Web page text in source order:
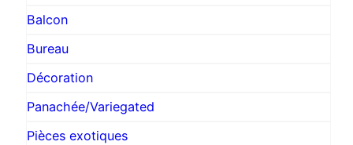
Balcon
Bureau
Décoration
Panachée/Variegated
Pièces exotiques